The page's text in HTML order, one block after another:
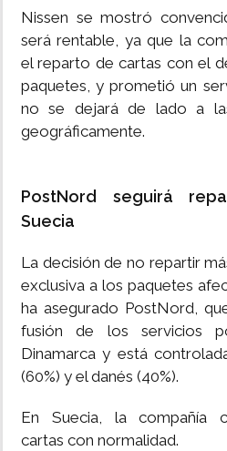
Nissen se mostró
será rentable, ya que la
el reparto de cartas con el
paquetes, y prometió un
no se dejará de lado a
geográficamente.
PostNord seguirá
Suecia
La decisión de no repartir
exclusiva a los paquetes
ha asegurado PostNord,
fusión de los servicios
Dinamarca y está
(60%) y el danés (40%).
En Suecia, la compañía
cartas con normalidad.